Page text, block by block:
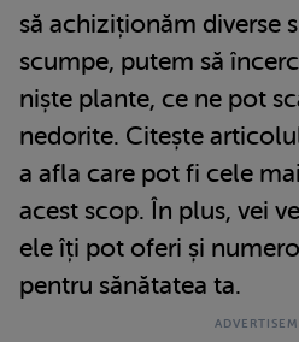
să achiziționăm diverse
scumpe, putem să
niște plante, ce ne pot
nedorite. Citește
a afla care pot fi cele
acest scop. În plus, vei
ele îți pot oferi și
pentru sănătatea ta.